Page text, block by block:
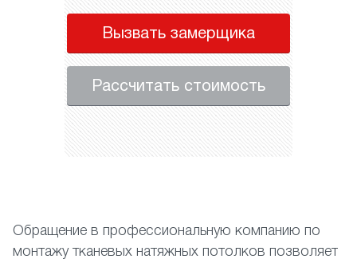
Вызвать замерщика
Рассчитать стоимость
Обращение в профессиональную компанию по
монтажу тканевых натяжных потолков позволяет